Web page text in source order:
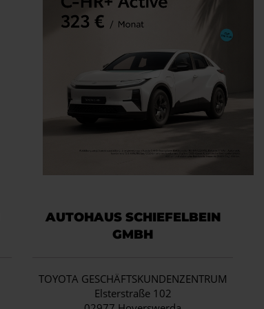
AUTOHAUS SCHIEFELBEIN
GMBH
TOYOTA GESCHÄFTSKUNDENZENTRUM
Elsterstraße 102